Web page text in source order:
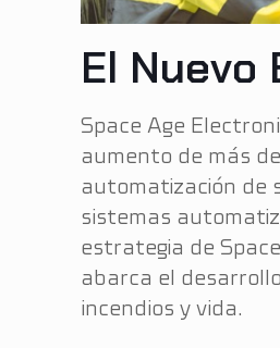
El
Space Age
aumento de más
automatización de
sistemas
estrategia de
abarca el
incendios y vida.